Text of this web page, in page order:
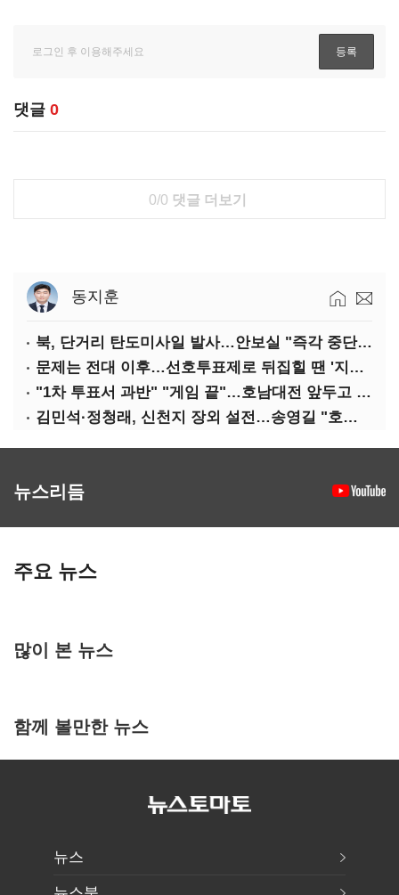
댓글 0
0/0 댓글 더보기
동지훈
북, 단거리 탄도미사일 발사…안보실 "즉각 중단 촉구"
문제는 전대 이후…선호투표제로 뒤집힐 땐 '지지층 불복'
"1차 투표서 과반" "게임 끝"…호남대전 앞두고 '충돌'
김민석·정청래, 신천지 장외 설전…송영길 "호남 계몽 규탄"
뉴스리듬
주요 뉴스
많이 본 뉴스
함께 볼만한 뉴스
뉴스